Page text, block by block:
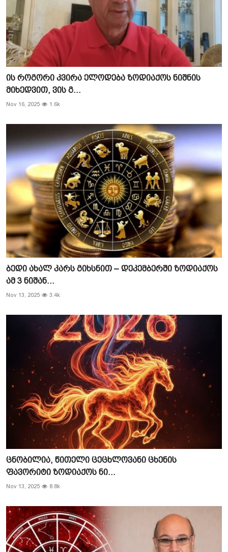
ის როგორი კვირა ელოდება ზოდიაქოს ნიშნის
მიხედვით, ვის გ...
Nov 16, 2025 1.6k
ბედი ახალ კარს გიხსნით – დეკემბერში ზოდიაქოს
ამ 3 ნიშან...
Nov 13, 2025 3.4k
ცნობილია, წითელი ცეცხლოვანი ცხენის
ფავორიტი ზოდიაქოს ნი...
Nov 13, 2025 8.8k